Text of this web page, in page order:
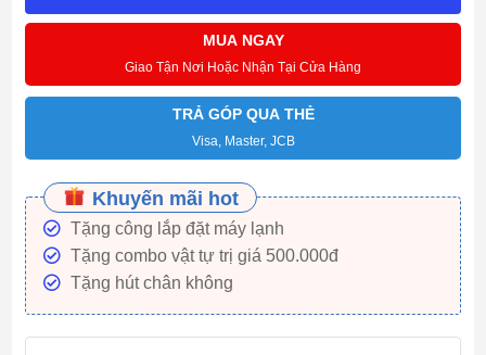
MUA NGAY
Giao Tận Nơi Hoặc Nhận Tại Cửa Hàng
TRẢ GÓP QUA THẺ
Visa, Master, JCB
Khuyến mãi hot
Tặng công lắp đặt máy lạnh
Tặng combo vật tự trị giá 500.000đ
Tặng hút chân không